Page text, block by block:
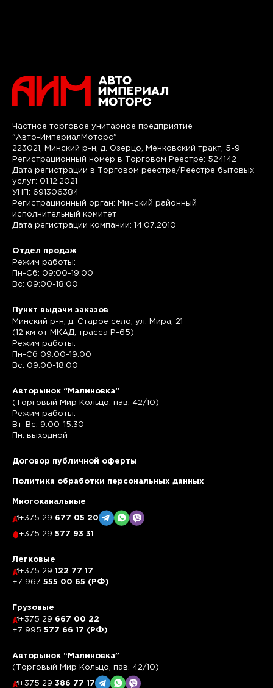
Частное торговое унитарное предприятие
"Авто-ИмпериалМоторс"
223021, Минский р-н, д. Озерцо, Менковский тракт, 5-9
Регистрационный номер в Торговом Реестре: 524142
Дата регистрации в Торговом реестре/Реестре бытовых
услуг: 01.12.2021
УНП: 691306384
Регистрационный орган: Минский районный
исполнительный комитет
Дата регистрации компании: 14.07.2010
Отдел продаж
Режим работы:
Пн-Сб: 09:00-19:00
Вс: 09:00-18:00
Пункт выдачи заказов
Минский р-н, д. Старое село, ул. Мира, 21
(12 км от МКАД, трасса P-65)
Режим работы:
Пн-Сб 09:00-19:00
Вс: 09:00-18:00
Авторынок “Малиновка”
(Торговый Мир Кольцо, пав. 42/10)
Режим работы:
Вт-Вс: 9:00-15:30
Пн: выходной
Договор публичной оферты
Политика обработки персональных данных
Многоканальные
+375 29 677 05 20
+375 29 577 93 31
Легковые
+375 29 122 77 17
+7 967 555 00 65 (РФ)
Грузовые
+375 29 667 00 22
+7 995 577 66 17 (РФ)
Авторынок “Малиновка”
(Торговый Мир Кольцо, пав. 42/10)
+375 29 386 77 17